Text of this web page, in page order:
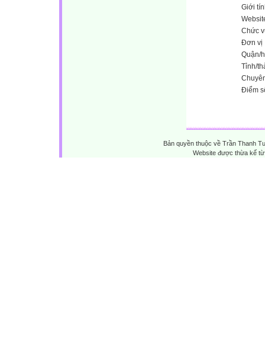
Giới
Chức
Đơn vị
Quận/
Tỉnh/
Điểm
Bản quyền thuộc về Trần Thanh
Website được thừa kế